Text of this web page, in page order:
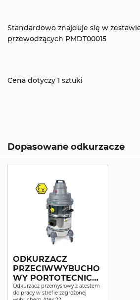
Standardowo znajduje się w
przewodzących PMDT00015
Cena dotyczy 1 sztuki
Dopasowane odkurzacze
ODKURZACZ
PRZECIWWYBUCHO
WY PORTOTECNICA
PLANET 22S ATEX
Odkurzacz przemysłowy z atestem
do pracy w strefie zagrożonej